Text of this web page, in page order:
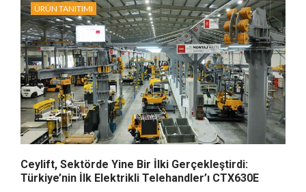
ÜRÜN TANITIMI
Ceylift, Sektörde Yine Bir İlki Gerçekleştirdi:
Türkiye’nin İlk Elektrikli Telehandler’ı CTX630E